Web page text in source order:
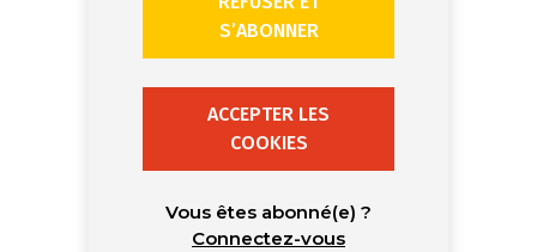
S’ABONNER
ACCEPTER LES
COOKIES
Vous êtes abonné(e) ?
Connectez-vous